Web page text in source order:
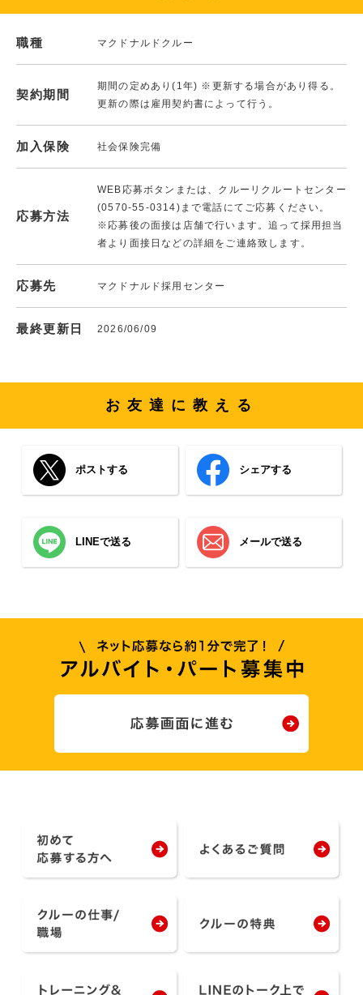
職種 マクドナルドクルー
契約期間
期間の定めあり(1年) ※更新する場合があり得る。
更新の際は雇用契約書によって行う。
加入保険 社会保険完備
応募方法
WEB応募ボタンまたは、クルーリクルートセンター
(0570-55-0314)まで電話にてご応募ください。
※応募後の面接は店舗で行います。追って採用担当
者より面接日などの詳細をご連絡致します。
応募先 マクドナルド採用センター
最終更新日 2026/06/09
お友達に教える
ポストする シェアする
LINEで送る メールで送る